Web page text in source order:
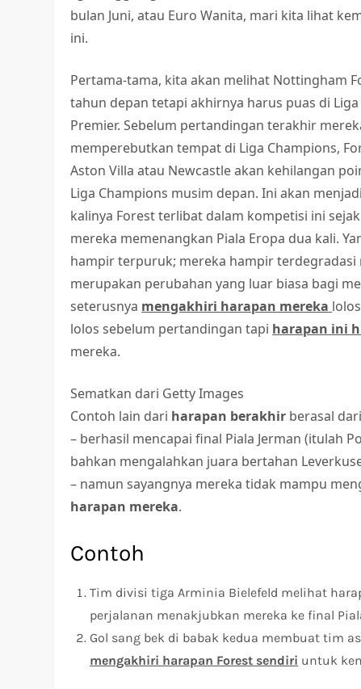
bulan Juni, atau Euro Wanita, mari kita lihat
ini.
Pertama-tama, kita akan melihat Nottingham
tahun depan tetapi akhirnya harus puas di
Premier. Sebelum pertandingan terakhir
memperebutkan tempat di Liga Champions,
Aston Villa atau Newcastle akan kehilangan
Liga Champions musim depan. Ini akan
kalinya Forest terlibat dalam kompetisi ini
mereka memenangkan Piala Eropa dua kali.
hampir terpuruk; mereka hampir terdegradasi
merupakan perubahan yang luar biasa bagi
seterusnya mengakhiri harapan mereka
lolos sebelum pertandingan tapi harapan ini
mereka.
Sematkan dari Getty Images
Contoh lain dari harapan berakhir berasal
– berhasil mencapai final Piala Jerman (itulah
bahkan mengalahkan juara bertahan
– namun sayangnya mereka tidak mampu
harapan mereka.
Contoh
Tim divisi tiga Arminia Bielefeld melihat
perjalanan menakjubkan mereka ke final
Gol sang bek di babak kedua membuat tim
mengakhiri harapan Forest sendiri untuk